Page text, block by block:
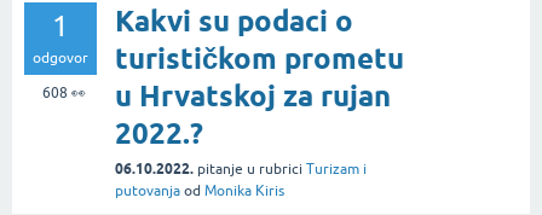
1
odgovor
608 👀
Kakvi su podaci o
turističkom prometu
u Hrvatskoj za rujan
2022.?
06.10.2022. pitanje u rubrici Turizam i
putovanja od Monika Kiris